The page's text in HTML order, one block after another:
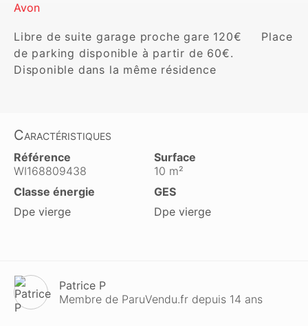
Avon
Libre de suite garage proche gare 120€     Place
de parking disponible à partir de 60€.
Disponible dans la même résidence
Caractéristiques
Référence
WI168809438
Surface
10 m²
Classe énergie
Dpe vierge
GES
Dpe vierge
Patrice P
Membre de ParuVendu.fr depuis 14 ans